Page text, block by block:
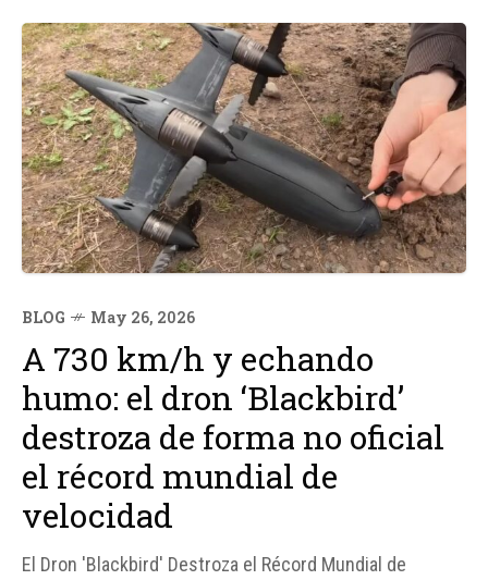
BLOG May 26, 2026
A 730 km/h y echando
humo: el dron ‘Blackbird’
destroza de forma no oficial
el récord mundial de
velocidad
El Dron 'Blackbird' Destroza el Récord Mundial de